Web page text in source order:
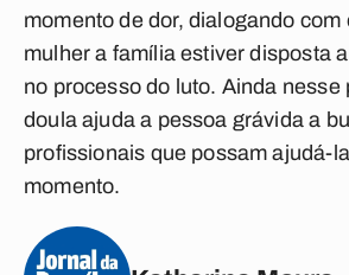
momento de dor, dialogando com
mulher a família estiver disposta
no processo do luto. Ainda nesse
doula ajuda a pessoa grávida a
profissionais que possam ajudá-
momento.